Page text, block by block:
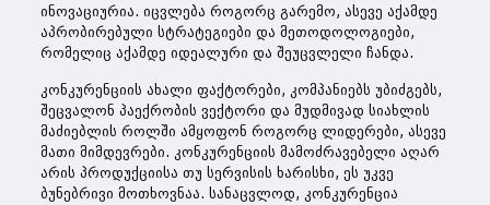
ინოვაციურია. იცვლება როგორც გარემო, ასევე აქამდე
აპრობირებული სტრატეგიები და მეთოდოლოგიები,
რომელიც აქამდე იდეალური და შეუცვლელი ჩანდა.
კონკურენციის ახალი ფაქტორები, კომპანიებს უბიძგებს,
შეცვალონ პაექრობის ვექტორი და მუდმივად სიახლის
მაძიებლის როლში ამყოფონ როგორც ლიდერები, ასევე
მათი მიმდევრები. კონკურენციის მამოძრავებელი აღარ
არის პროდუქციისა თუ სერვისის ხარისხი, ეს უკვე
ბუნებრივი მოთხოვნაა. სანაცვლოდ, კონკურენცია